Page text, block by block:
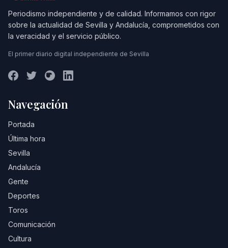
Periodismo independiente y de calidad. Informamos con rigor
sobre la actualidad de Sevilla y Andalucía, comprometidos con
la veracidad y el servicio público.
El primer diario digital independiente de Sevilla
Navegación
Portada
Última hora
Sevilla
Andalucía
Gente
Deportes
Toros
Comunicación
Cultura